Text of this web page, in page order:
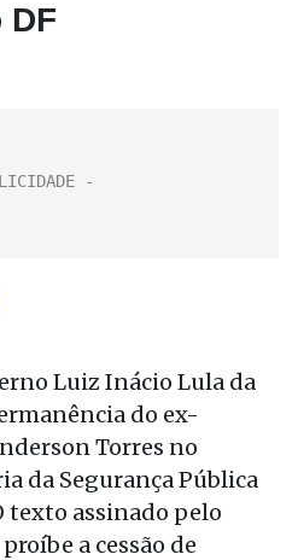
DF
Luiz Inácio Lula da
do ex-
Torres no
da Segurança Pública
texto assinado pelo
a cessão de